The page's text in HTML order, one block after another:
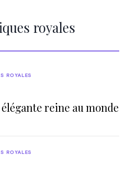
royales
reine au monde
ROYALES
ROYALES